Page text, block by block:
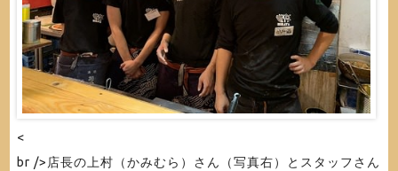
<
br />店長の上村（かみむら）さん（写真右）とスタッフさん